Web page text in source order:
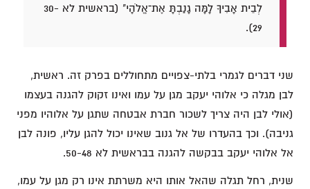
לְבֵית אָבִיךָ לָמָּה גָנַבְתָּ אֶת־אֱלֹהָי" (בראשית לא 30-
29).
שני דברים לגמרי בלתי-צפויים מתחוללים בפרק זה. ראשית,
לבן מגלה כי אלוהי יעקב מגן על עמו ואינו זקוק להגנה בעצמו
(אולי לבן היה צריך לשכור חברת אבטחה שתגן על אלוהיו מפני
גניבה). וכך בהעדרו של אל גנוב שאינו יכול להגן עליו, פונה לבן
אל אלוהי יעקב בבקשה להגנה בבראשית לא 50-48.
שנית, רחל תגלה שהאל אותו היא משרתת אינו רק מגן על עמו,